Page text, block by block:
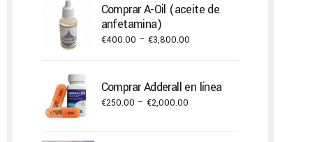
through
Comprar A-Oil (aceite de
anfetamina)
€400.00 – €3,800.00Price
through
Comprar Adderall en línea
€250.00 – €2,000.00Price